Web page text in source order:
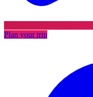
Plan your trip